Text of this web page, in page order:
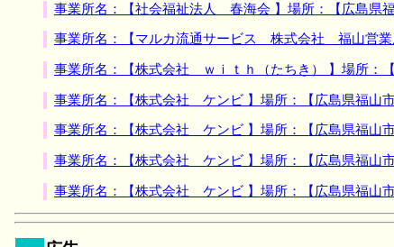
事業所名：【社会福祉法人 春海会 】場所：【広島県
事業所名：【マルカ流通サービス 株式会社 福山営業
事業所名：【株式会社 ｗｉｔｈ（たちき） 】場所：
事業所名：【株式会社 ケンビ 】場所：【広島県福山
事業所名：【株式会社 ケンビ 】場所：【広島県福山
事業所名：【株式会社 ケンビ 】場所：【広島県福山
事業所名：【株式会社 ケンビ 】場所：【広島県福山